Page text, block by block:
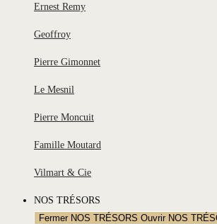
Ernest Remy
Geoffroy
Pierre Gimonnet
Le Mesnil
Pierre Moncuit
Famille Moutard
Vilmart & Cie
NOS TRÉSORS
Fermer NOS TRÉSORS Ouvrir NOS